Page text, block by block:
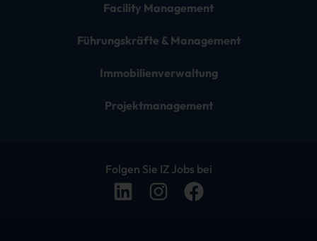
Facility Management
Führungskräfte & Management
Immobilienverwaltung
Projektmanagement
Folgen Sie IZ Jobs bei